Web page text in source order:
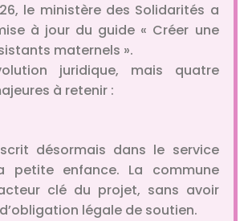
le ministère des Solidarités a
à jour du guide « Créer une
maternels ».
juridique, mais quatre
à retenir :
désormais dans le service
petite enfance. La commune
clé du projet, sans avoir
légale de soutien.